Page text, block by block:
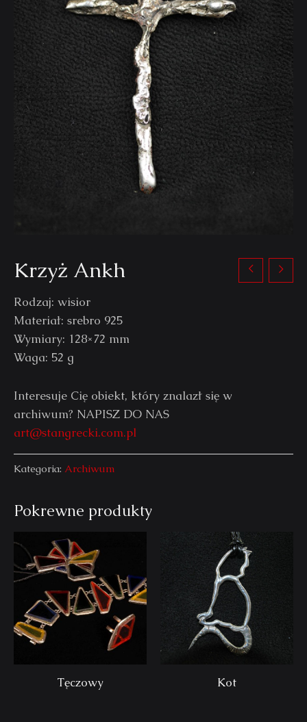
Krzyż Ankh
Rodzaj: wisior
Materiał: srebro 925
Wymiary: 128×72 mm
Waga: 52 g
Interesuje Cię obiekt, który znalazł się w
archiwum? NAPISZ DO NAS
art@stangrecki.com.pl
Kategoria: Archiwum
Pokrewne produkty
Tęczowy Kot